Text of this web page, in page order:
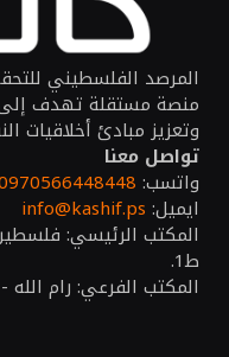
المرصد الفلسطيني
منصة مستقلة تهدف إلى
وتعزيز مبادئ أخلاقيات
تواصل معنا
واتسب:
ايميل: info@kashif.ps
المكتب الرئيسي:
ط1.
المكتب الفرعي: رام